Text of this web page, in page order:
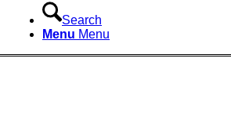
Search
Menu Menu